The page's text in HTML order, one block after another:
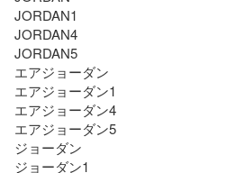
JORDAN1
JORDAN4
JORDAN5
エアジョーダン
エアジョーダン1
エアジョーダン4
エアジョーダン5
ジョーダン
ジョーダン1